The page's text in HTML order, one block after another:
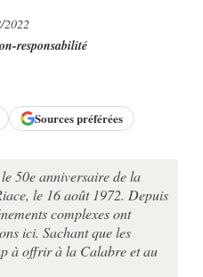
2022
responsabilité
Sources préférées
50e anniversaire de la
le 16 août 1972. Depuis
complexes ont
ici. Sachant que les
à offrir à la Calabre et au